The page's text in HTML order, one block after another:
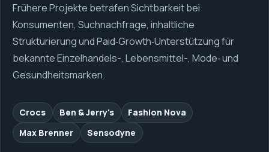
Frühere Projekte betrafen Sichtbarkeit bei
Konsumenten, Suchnachfrage, inhaltliche
Strukturierung und Paid‑Growth‑Unterstützung für
bekannte Einzelhandels-, Lebensmittel-, Mode‑ und
Gesundheitsmarken.
Crocs Ben & Jerry's
Fashion Nova
Max Brenner
Sensodyne